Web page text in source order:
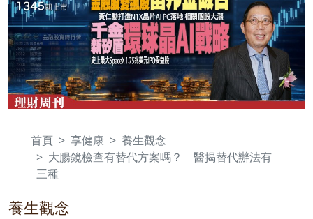
首頁 享健康
養生觀念
大腸鏡檢查有替代方案嗎？ 醫揭替代辦法有
三種
養生觀念